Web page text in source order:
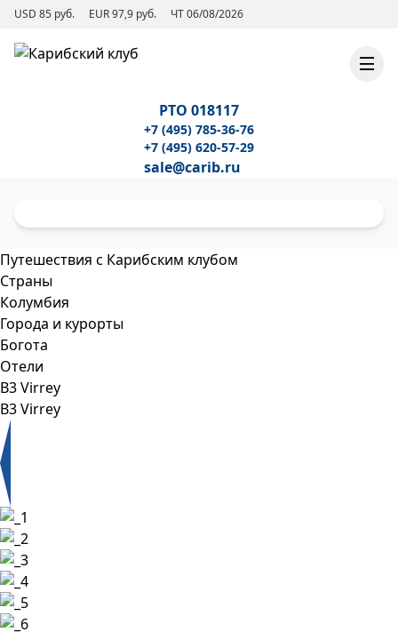
USD 85 руб. EUR 97,9 руб. ЧТ 06/08/2026
РТО 018117
+7 (495) 785-36-76
+7 (495) 620-57-29
sale@carib.ru
Путешествия с Карибским клубом
Страны
Колумбия
Города и курорты
Богота
Отели
B3 Virrey
B3 Virrey